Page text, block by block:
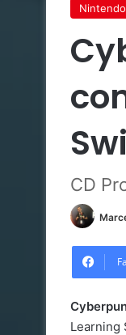
Nintendo
CD
Learning